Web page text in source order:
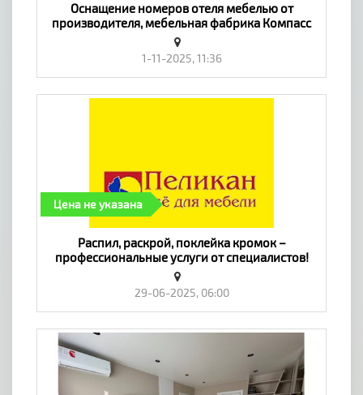
Оснащение номеров отеля мебелью от
производителя, мебельная фабрика Компасс
стиль - «Мебель, интерьер»
1-11-2025, 11:36
Цена не указана
​Распил, раскрой, поклейка кромок –
профессиональные услуги от специалистов!
Оперативно! Качественно - «Мебель,
интерьер»
29-06-2025, 06:00